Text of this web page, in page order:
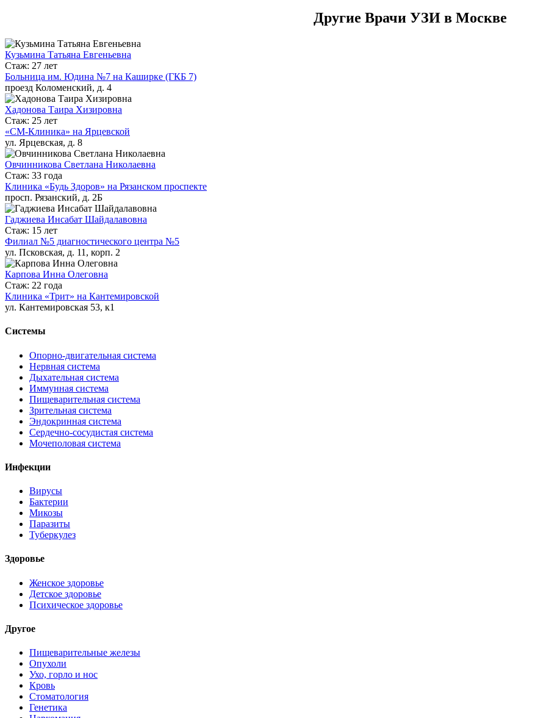
Другие Врачи УЗИ в Москве
Кузьмина Татьяна Евгеньевна
Стаж: 27 лет
Больница им. Юдина №7 на Каширке (ГКБ 7)
проезд Коломенский, д. 4
Хадонова Таира Хизировна
Стаж: 25 лет
«СМ-Клиника» на Ярцевской
ул. Ярцевская, д. 8
Овчинникова Светлана Николаевна
Стаж: 33 года
Клиника «Будь Здоров» на Рязанском проспекте
просп. Рязанский, д. 2Б
Гаджиева Инсабат Шайдалавовна
Стаж: 15 лет
Филиал №5 диагностического центра №5
ул. Псковская, д. 11, корп. 2
Карпова Инна Олеговна
Стаж: 22 года
Клиника «Трит» на Кантемировской
ул. Кантемировская 53, к1
Системы
Опорно-двигательная система
Нервная система
Дыхательная система
Иммунная система
Пищеварительная система
Зрительная система
Эндокринная система
Сердечно-сосудистая система
Мочеполовая система
Инфекции
Вирусы
Бактерии
Микозы
Паразиты
Туберкулез
Здоровье
Женское здоровье
Детское здоровье
Психическое здоровье
Другое
Пищеварительные железы
Опухоли
Ухо, горло и нос
Кровь
Стоматология
Генетика